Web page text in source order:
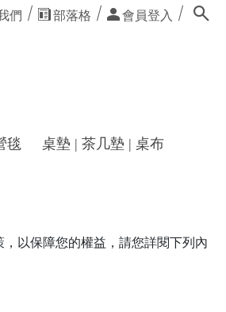
們 部落格 會員登入
毯
桌墊 | 茶几墊 | 桌布
以保障您的權益，請您詳閱下列內